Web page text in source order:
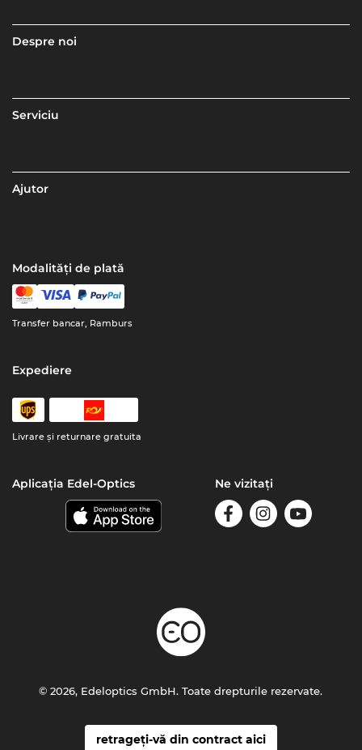
Despre noi
Serviciu
Ajutor
Modalități de plată
Transfer bancar, Ramburs
Expediere
Livrare şi returnare gratuita
Aplicația Edel-Optics Ne vizitați
retrageți-vă din contract aici
© 2026, Edeloptics GmbH. Toate drepturile rezervate.